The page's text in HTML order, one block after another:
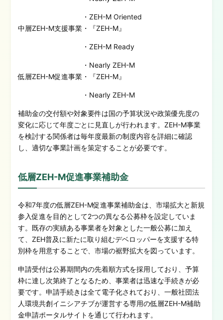
・ZEH-M Oriented
中層ZEH-M支援事業 ・『ZEH-M』
・ZEH-M Ready
・Nearly ZEH-M
低層ZEH-M促進事業 ・『ZEH-M』
・Nearly ZEH-M
補助金の交付額や対象要件は国の予算状況や政策優先度の
変化に応じて年度ごとに見直しが行われます。ZEH-M事業
を検討する関係者は毎年度最新の制度内容を詳細に確認
し、適切な事業計画を策定することが必要です。
低層ZEH-M促進事業補助金
令和7年度の低層ZEH-M促進事業補助金は、市場拡大と新規
参入促進を目的として2つの異なる公募枠を設定していま
す。既存の実績ある事業者を対象とした一般公募に加え
て、ZEH普及に新たに取り組むデベロッパーを支援する特
別枠を用意することで、市場の裾野拡大を図っています。
申請受付は公募期間内の先着順方式を採用しており、予算
枠に達し次第終了となるため、事業者は迅速な手続きが必
要です。申請手続きは全て電子化されており、一般社団法
人環境共創イニシアチブが運営する専用の低層ZEH-M補助
金申請ポータルサイトを通じて行われます。